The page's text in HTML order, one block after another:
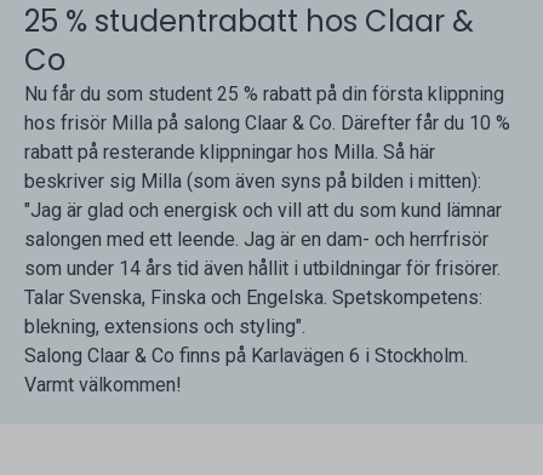
25 % studentrabatt hos Claar &
Co
Nu får du som student 25 % rabatt på din första klippning
hos frisör Milla på salong Claar & Co. Därefter får du 10 %
rabatt på resterande klippningar hos Milla. Så här
beskriver sig Milla (som även syns på bilden i mitten):
"Jag är glad och energisk och vill att du som kund lämnar
salongen med ett leende. Jag är en dam- och herrfrisör
som under 14 års tid även hållit i utbildningar för frisörer.
Talar Svenska, Finska och Engelska. Spetskompetens:
blekning, extensions och styling".
Salong Claar & Co finns på Karlavägen 6 i Stockholm.
Varmt välkommen!